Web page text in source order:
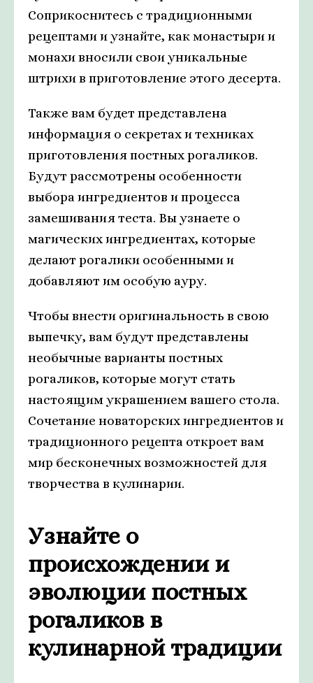
Соприкоснитесь с традиционными
рецептами и узнайте, как монастыри и
монахи вносили свои уникальные
штрихи в приготовление этого десерта.
Также вам будет представлена
информация о секретах и техниках
приготовления постных рогаликов.
Будут рассмотрены особенности
выбора ингредиентов и процесса
замешивания теста. Вы узнаете о
магических ингредиентах, которые
делают рогалики особенными и
добавляют им особую ауру.
Чтобы внести оригинальность в свою
выпечку, вам будут представлены
необычные варианты постных
рогаликов, которые могут стать
настоящим украшением вашего стола.
Сочетание новаторских ингредиентов и
традиционного рецепта откроет вам
мир бесконечных возможностей для
творчества в кулинарии.
Узнайте о
происхождении и
эволюции постных
рогаликов в
кулинарной традиции